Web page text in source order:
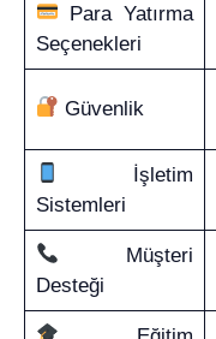
Para Yatırma
Seçenekleri
Güvenlik
İşletim
Sistemleri
Müşteri
Desteği